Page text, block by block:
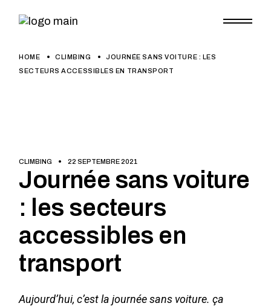
HOME CLIMBING
JOURNÉE SANS VOITURE : LES
SECTEURS ACCESSIBLES EN TRANSPORT
CLIMBING 22 SEPTEMBRE 2021
Journée sans voiture
: les secteurs
accessibles en
transport
Aujourd’hui, c’est la journée sans voiture. ça